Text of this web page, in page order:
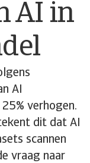
AI in
AI
verhogen.
dit dat AI
scannen
vraag naar